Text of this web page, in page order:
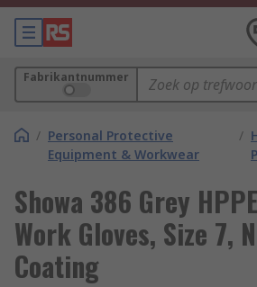
Fabrikantnummer
/ Personal Protective
Equipment & Workwear
/
Showa 386 Grey
Work Gloves, Size 7,
Coating